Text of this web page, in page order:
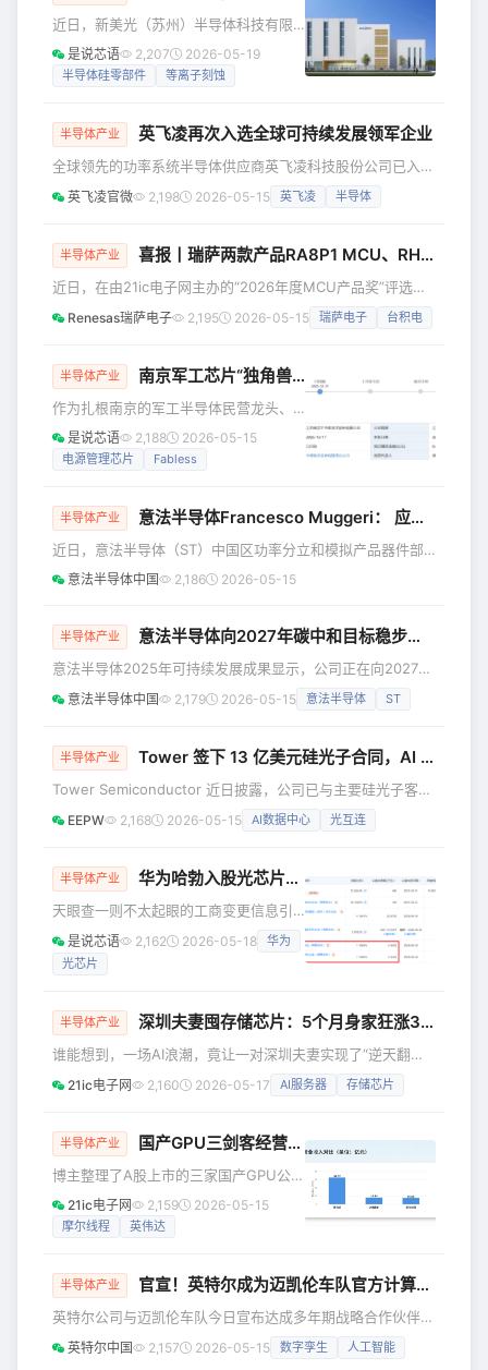
资者基础并提升企业价值。 据界面新闻
援引铠侠5月15日公告称，公司正筹备在
美国证券交易所上市代表其普通股的美
近日，新美光（苏州）半导体科技有限
公司（以下简称“新美光”）宣布完成新一
轮融资。本轮融资由中银资产、中平资
参与。 天眼查信息显示，自成立以来，
还包括安丰创投、元禾重元、石溪资
本、俱成资本、中信建投资本、中科图
进半导体材料的研发与产业化，致力于
围绕等离子刻
是说芯语 2,207 2026-05-19
半导体硅零部件 等离子刻蚀
半导体产业 英飞凌再次入选全球可持续发展领军企业
全球领先的功率系统半导体供应商英飞凌科技股份公司已入选
道琼斯全球及欧洲最佳表现(Best-in-Class)指数。标普道琼
斯指数（S&amp;P Dow Jones Indices）已于5月1日在纽约
兼首席数字化转型与可持续发展官 我们很荣幸看到英飞凌被
入选该榜单，这充分
英飞凌官微 2,198 2026-05-15 英飞凌 半导体
半导体产业 喜报丨瑞萨两款产品RA8P1 MCU、RH850/U2C荣获21ic“年度MCU产品奖”
近日，在由21ic电子网主办的“2026年度MCU产品奖”评选活
动中，瑞萨电子RA8P1荣获年度高性能计算MCU/MPU产品
奖、RH850/U2C荣获年度汽车级MCU产品奖。 高性能计算
与本地推理能力。参评产品需具备高主频、卓越的
CoreMark/DMIPS跑分以及多核协同架构，能够实现存算资
源的优化调度与低时延响应。本次获奖的RA8P
Renesas瑞萨电子 2,195 2026-05-15 瑞萨电子 台积电
半导体产业 南京军工芯片“独角兽”冲刺IPO
作为扎根南京的军工半导体民营龙头、
江苏省独角兽企业、国家级专精特新“小
巨人”，江苏展芯半导体技术股份有限公
控刚需，深耕高可靠模拟芯片与微模块
军工电子产业链，是国内高端军工电源
管理芯片领域核心配套企业。 展芯半导
专业从事高可靠模拟芯片及微模块研发
设计、
是说芯语 2,188 2026-05-15
电源管理芯片 Fabless
半导体产业 意法半导体Francesco Muggeri： 应对AI时代“电力饥渴”，ST以GaN释放系统级绿色价值
近日，意法半导体（ST）中国区功率分立和模拟产品器件部
市场及应用副总裁Francesco Muggeri接受《电子工程专
加速GaN产品落地等核心议题展开深度分享。 Q 相比传统硅
基方案，GaN技术为终端用户带来的最直接、最重要的价值是
什么？ A 氮化镓是一项重大技术创新，尤其
意法半导体中国 2,186 2026-05-15
半导体产业 意法半导体向2027年碳中和目标稳步推进
意法半导体2025年可持续发展成果显示，公司正在向2027年
碳中和目标及更广泛的环境、社会及治理（ESG）目标稳步前
进，制造工艺有害气体减排83%，废弃物资源化处置率97%，
薪酬差距调整后为2.3%，管理层女性占比22%。 通过购电协
体可再生能源发电购电量占比已达到86%。此外，公司还在
意法半导体中国 2,179 2026-05-15 意法半导体 ST
半导体产业 Tower 签下 13 亿美元硅光子合同，AI 数据中心开始拉动光互连产能
Tower Semiconductor 近日披露，公司已与主要硅光子客户
签署 2027 年收入合同，金额达到 13 亿美元，并已收到 2.9
亿美元客户预付款，用于锁定相关产能。 这次合同对应的是
显上升。GPU、AI 加速器、交换芯片和光模块之间，需要更
高带宽、更低功耗和更稳定的连接。算力继续增加，数据如果
传不动，系统效率也会被限制。 硅光子
EEPW 2,168 2026-05-15 AI数据中心 光互连
半导体产业 华为哈勃入股光芯片公司
天眼查一则不太起眼的工商变更信息引
起笔者的关注。 弥尔光半导体（北京）
有限公司成立仅5年，近期完成了关键工
合伙企业等股东，注册资本由约515.5万
元增至约551.4万元。从投资阵容来看，
产业与财务属性兼备：华为哈勃的入
局，是其围绕光通信与AI算力产业链的
的自主可控能力；而信科资本、元禾控
股等机构则
是说芯语 2,162 2026-05-18
华为
光芯片
半导体产业 深圳夫妻囤存储芯片：5个月身家狂涨320亿！
谁能想到，一场AI浪潮，竟让一对深圳夫妻实现了“逆天翻
盘”，5个月狂揽320亿身家，活成了现实版“逆袭爽文”。 近
日，一则消息刷屏创投圈：A股上市公司德明利，今年一季度
倍还多！ 要知道，仅仅一年前，这家公司还在亏损泥潭里挣
扎——2025年一季度，德明利净亏损近7000万元；而到了
2026年一季度，净利润直接飙升至33.5亿元，同比暴涨49
21ic电子网 2,160 2026-05-17 AI服务器 存储芯片
半导体产业 国产GPU三剑客经营数据对比：沐曦、摩尔、寒武
博主整理了A股上市的三家国产GPU公司
寒武纪、沐曦股份、摩尔线程的营收和
经营数据。 营收方面： 寒武纪2025年
15.06亿，收入接近。 利润方面： 寒武
为正的公司。 而沐曦和摩尔仍处于亏损
阶段，沐曦亏损8.3亿，摩尔亏损10.88
21ic电子网 2,159 2026-05-15
摩尔线程 英伟达
半导体产业 官宣！英特尔成为迈凯伦车队官方计算合作伙伴
英特尔公司与迈凯伦车队今日宣布达成多年期战略合作伙伴关
系，英特尔正式成为迈凯伦万事达一级方程式车队(McLaren
Mastercard Formula 1 Team)、艾睿迈凯伦印地车队(Arrow
英特尔中国 2,157 2026-05-15 数字孪生 人工智能